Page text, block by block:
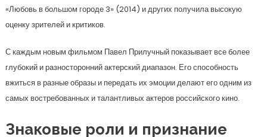
«Любовь в большом городе 3» (2014) и других получила высокую
оценку зрителей и критиков.
С каждым новым фильмом Павел Прилучный показывает все более
глубокий и разносторонний актерский диапазон. Его способность
вжиться в разные образы и передать их эмоции делают его одним из
самых востребованных и талантливых актеров российского кино.
Знаковые роли и признание